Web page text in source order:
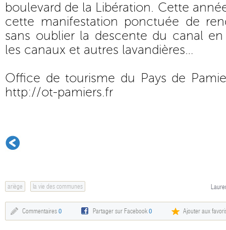
boulevard de la Libération. Cette
cette manifestation ponctuée de
sans oublier la descente du canal
les canaux et autres lavandières…
Office de tourisme du Pays de
http://ot-pamiers.fr
ariège la vie des communes
Commentaires 0 Partager sur Facebook0 Ajouter aux